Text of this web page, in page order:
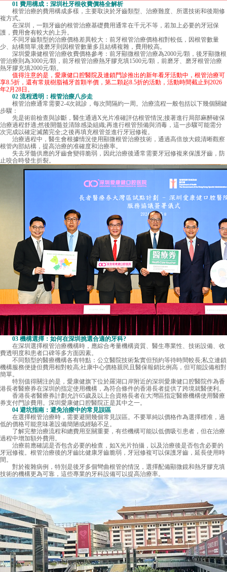
01 費用構成： 深圳杜牙根收費價格全解析
根管治療的費用構成多樣，主要取決於牙齒類型、治療難度、所選技術和後期修
複方式。
在深圳，一顆牙齒的根管治療基礎費用通常在千元不等，若加上必要的牙冠保
護，費用會有較大的上升。
不同牙齒類型的治療價格差異較大：前牙根管治療價格相對較低，因根管數量
少、結構簡單;後磨牙則因根管數量多且結構複雜，費用較高。
深圳愛康健根管治療收費價格參考：前牙顯微根管治療為2000元/顆，後牙顯微根
管治療則為3000元/顆，前牙根管治療熱牙膠充填1500元/顆，前磨牙、磨牙根管治療
熱牙膠充填2000元/顆。
值得注意的是，愛康健口腔醫院及連鎖門診推出的新年看牙活動中，根管治療可
享8.5折，還有常規樹脂補牙首顆半價，第二顆起8.5折的活動，活動時間截止到2026
年2月28日。
02 流程透明：根管治療八步走
根管治療通常需要2-4次就診，每次間隔約一周。治療流程一般包括以下幾個關鍵
步驟：
先是術前檢查與診斷，醫生通過X光片准確評估根管情況;接著進行局部麻醉確保
治療過程舒適;然後開髓並清除感染組織;再進行根管預備與消毒，這一步驟可能需分
次完成以確定滅菌完全;之後再填充根管並進行牙冠修複。
治療過程中，醫生會根據情況使用顯微根管治療技術，通過高倍放大鏡清晰觀察
根管內部結構，提高治療的准確度和治療率。
失去牙髓供應的牙齒會變得脆弱，因此治療後通常需要牙冠修複來保護牙齒，防
止咬合時發生折裂。
03 機構選擇：如何在深圳挑選合適的牙科?
在深圳選擇根管治療機構時，應綜合考量機構資質、醫生專業性、技術設備、收
費透明度和患者口碑等多方面因素。
不同類型的醫療機構各有特點：公立醫院技術紮實但預約等待時間較長;私立連鎖
機構服務便捷但費用相對較高;社康中心價格親民且醫保報銷比例高，但可能設備相對
簡單。
特別值得關注的是，愛康健旗下位於羅湖口岸附近的深圳愛康健口腔醫院作為香
港長者醫療券在深圳的指定使用機構，為符合條件的香港長者提供了跨境就醫便利。
香港長者醫療券計劃允許65歲及以上合資格長者在大灣區指定醫療機構使用醫療
券支付門診費用。深圳愛康健口腔醫院正是其中之一。
04 避坑指南：避免治療中的常見誤區
在選擇根管治療時，需要避開幾個常見誤區。不要單純以價格作為選擇標准，過
低的價格可能意味著設備簡陋或經驗不足。
了解完整治療流程和總費用至關重要，有些機構可能以低價吸引患者，但在治療
過程中增加額外費用。
治療前應確認是否包含必要的檢查，如X光片拍攝，以及治療後是否包含必要的
牙冠修複。根管治療後的牙齒比健康牙齒脆弱，牙冠修複可以保護牙齒，延長使用時
間。
對於複雜病例，特別是後牙多個彎曲根管的情況，選擇配備顯微鏡和熱牙膠充填
技術的機構更為可靠，這些專業的牙科設備可以提高治療率。